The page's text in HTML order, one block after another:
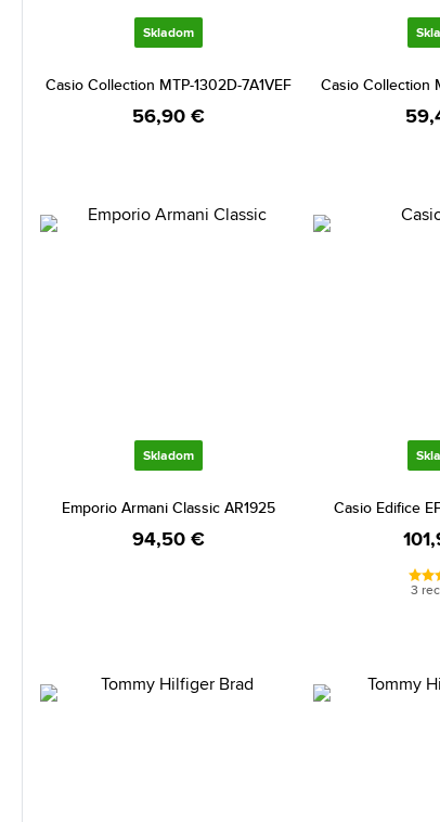
Skladom
Casio Collection MTP-1302D-7A1VEF
56,90 €
Casio Collection
Skladom
Emporio Armani Classic AR1925
94,50 €
Casio Edifice
3